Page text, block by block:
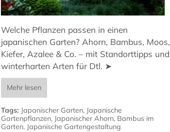
Welche Pflanzen passen in einen
japanischen Garten? Ahorn, Bambus, Moos,
Kiefer, Azalee & Co. – mit Standorttipps und
winterharten Arten für Dtl. ➤
Mehr lesen
Tags: Japanischer Garten, Japanische
Gartenpflanzen, Japanischer Ahorn, Bambus im
Garten, Japanische Gartengestaltung